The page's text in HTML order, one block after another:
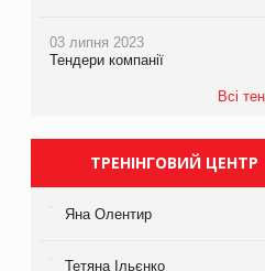
виробництва
03 липня 2023
Тендери компанії
Всі
ТРЕНІНГОВИЙ ЦЕНТР
Яна Олентир
Тетяна Ільєнко